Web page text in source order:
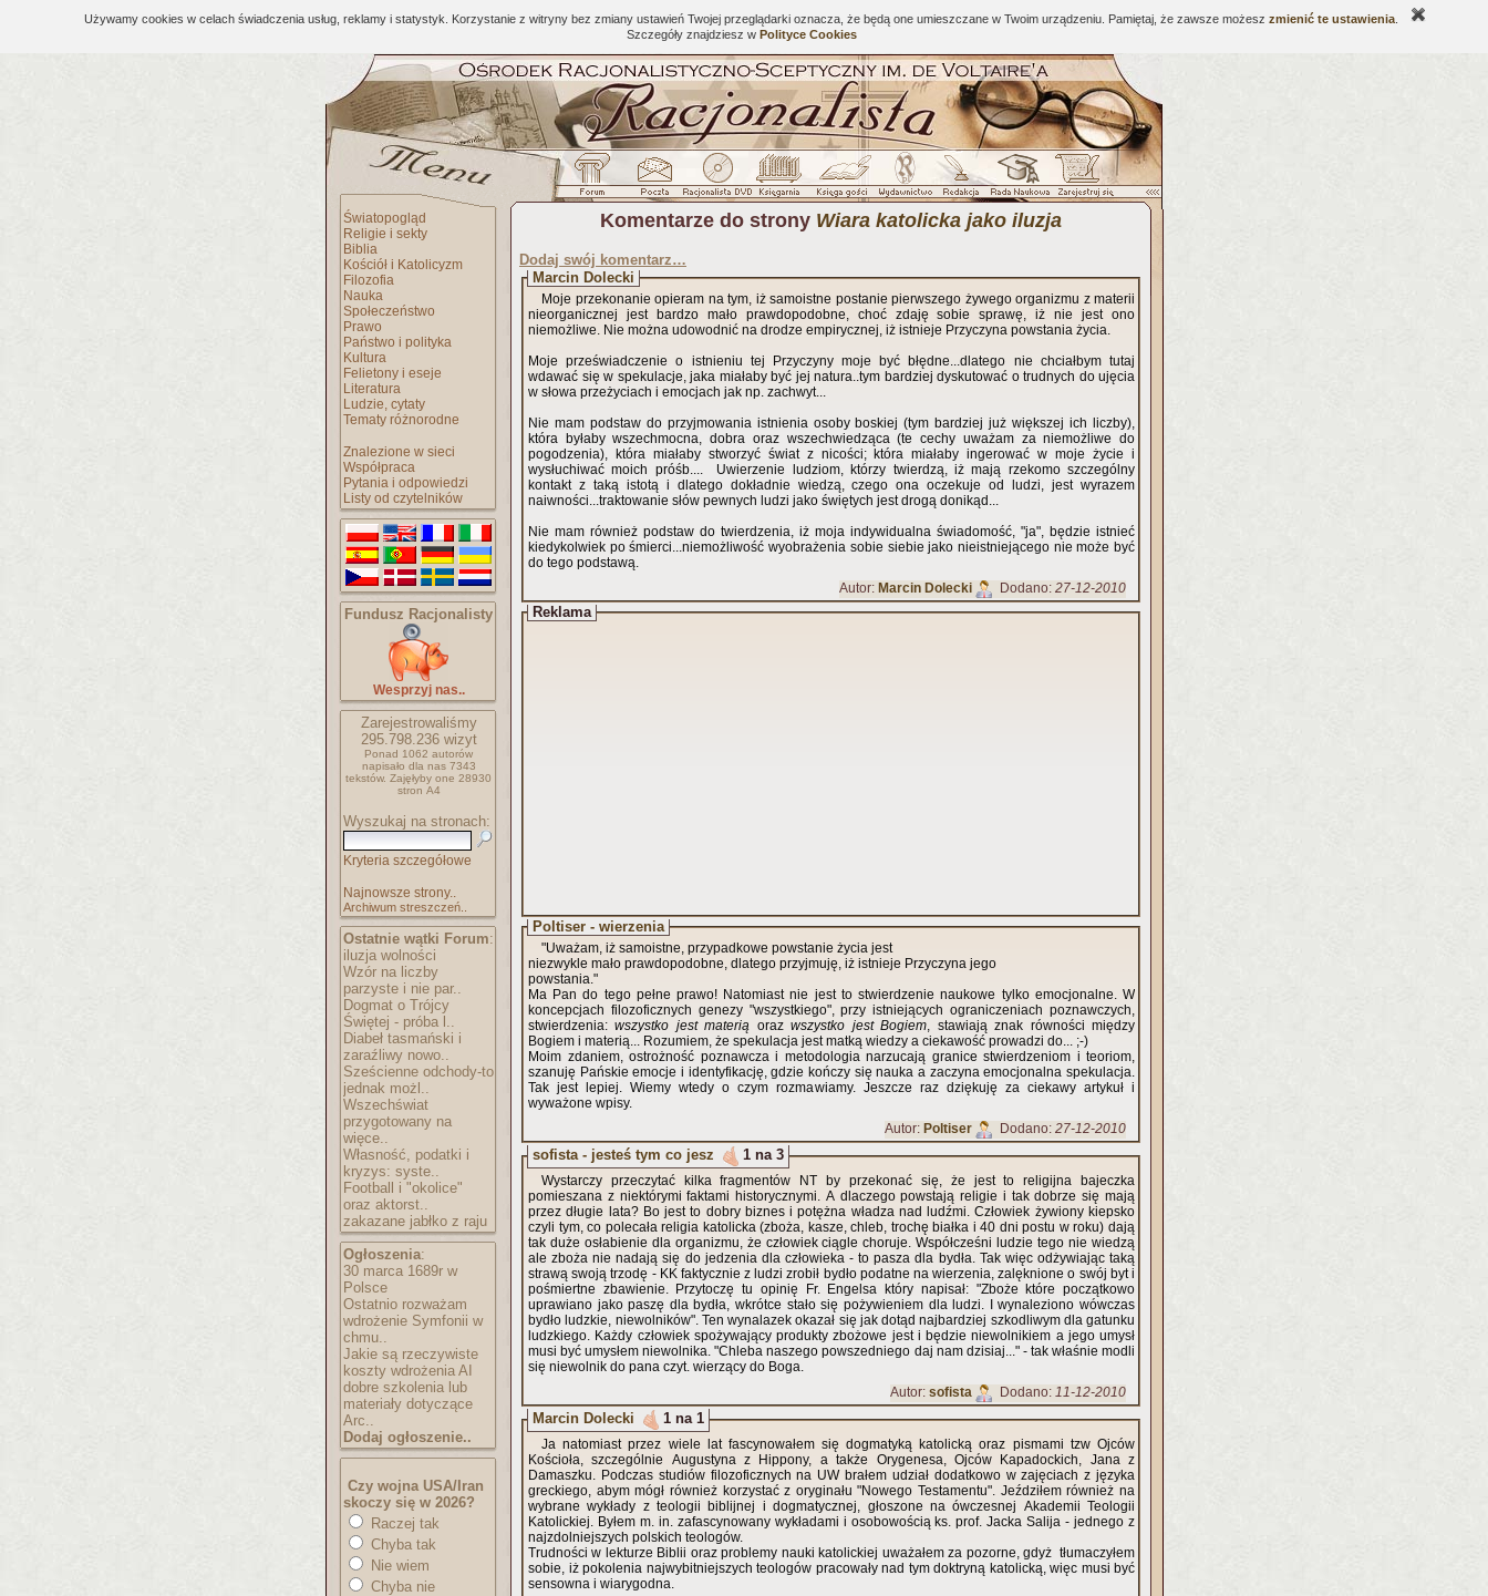
Używamy cookies w celach świadczenia usług, reklamy i statystyk. Korzystanie z witryny bez zmiany ustawień Twojej przeglądarki oznacza, że będą one umieszczane w Twoim urządzeniu. Pamiętaj, że zawsze możesz zmienić te ustawienia
Szczegóły znajdziesz w Polityce Cookies
Światopogląd
Religie i sekty
Biblia
Kościół i Katolicyzm
Filozofia
Nauka
Społeczeństwo
Prawo
Państwo i polityka
Kultura
Felietony i eseje
Literatura
Ludzie, cytaty
Tematy różnorodne
Znalezione w sieci
Współpraca
Pytania i odpowiedzi
Listy od czytelników
Fundusz Racjonalisty
Wesprzyj nas..
Zarejestrowaliśmy
295.798.236wizyt
Ponad 1062 autorów
napisało dla nas 7343
tekstów. Zajęłyby one 28930
stron A4
Wyszukaj na stronach:
Kryteria szczegółowe
Najnowsze strony..
Archiwum streszczeń..
Ostatnie wątki Forum:
iluzja wolności
Wzór na liczby
parzyste i nie par..
Dogmat o Trójcy
Świętej - próba l..
Diabeł tasmański i
zaraźliwy nowo..
Sześcienne odchody-to
jednak możl..
Wszechświat
przygotowany na
więce..
Własność, podatki i
kryzys: syste..
Football i "okolice"
oraz aktorst..
zakazane jabłko z raju
Ogłoszenia:
30 marca 1689r w
Polsce
Ostatnio rozważam
wdrożenie Symfonii w
chmu..
Jakie są rzeczywiste
koszty wdrożenia AI
dobre szkolenia lub
materiały dotyczące
Arc..
Dodaj ogłoszenie..
Czy wojna USA/Iran
skoczy się w 2026?
Raczej tak
Chyba tak
Nie wiem
Chyba nie
Komentarze do strony Wiara katolicka jako iluzja
Dodaj swój komentarz…
Marcin Dolecki
Moje przekonanie opieram na tym, iż samoistne postanie pierwszego żywego organizmu z materii
nieorganicznej jest bardzo mało prawdopodobne, choć zdaję sobie sprawę, iż nie jest ono
niemożliwe. Nie można udowodnić na drodze empirycznej, iż istnieje Przyczyna powstania życia.
Moje przeświadczenie o istnieniu tej Przyczyny moje być błędne...dlatego nie chciałbym tutaj
wdawać się w spekulacje, jaka miałaby być jej natura..tym bardziej dyskutować o trudnych do ujęcia
w słowa przeżyciach i emocjach jak np. zachwyt...
Nie mam podstaw do przyjmowania istnienia osoby boskiej (tym bardziej już większej ich liczby),
która byłaby wszechmocna, dobra oraz wszechwiedząca (te cechy uważam za niemożliwe do
pogodzenia), która miałaby stworzyć świat z nicości; która miałaby ingerować w moje życie i
wysłuchiwać moich próśb.... Uwierzenie ludziom, którzy twierdzą, iż mają rzekomo szczególny
kontakt z taką istotą i dlatego dokładnie wiedzą, czego ona oczekuje od ludzi, jest wyrazem
naiwności...traktowanie słów pewnych ludzi jako świętych jest drogą donikąd...
Nie mam również podstaw do twierdzenia, iż moja indywidualna świadomość, "ja", będzie istnieć
kiedykolwiek po śmierci...niemożliwość wyobrażenia sobie siebie jako nieistniejącego nie może być
do tego podstawą.
Autor: Marcin Dolecki Dodano: 27-12-2010
Reklama
Poltiser - wierzenia
"Uważam, iż samoistne, przypadkowe powstanie życia jest
niezwykle mało prawdopodobne, dlatego przyjmuję, iż istnieje Przyczyna jego
powstania."
Ma Pan do tego pełne prawo! Natomiast nie jest to stwierdzenie naukowe tylko emocjonalne. W
koncepcjach filozoficznych genezy "wszystkiego", przy istniejących ograniczeniach poznawczych,
stwierdzenia: wszystko jest materią oraz wszystko jest Bogiem, stawiają znak równości między
Bogiem i materią... Rozumiem, że spekulacja jest matką wiedzy a ciekawość prowadzi do... ;-)
Moim zdaniem, ostrożność poznawcza i metodologia narzucają granice stwierdzeniom i teoriom,
szanuję Pańskie emocje i identyfikację, gdzie kończy się nauka a zaczyna emocjonalna spekulacja.
Tak jest lepiej. Wiemy wtedy o czym rozmawiamy. Jeszcze raz dziękuję za ciekawy artykuł i
wyważone wpisy.
Autor: Poltiser Dodano: 27-12-2010
sofista - jesteś tym co jesz 1 na 3
Wystarczy przeczytać kilka fragmentów NT by przekonać się, że jest to religijna bajeczka
pomieszana z niektórymi faktami historycznymi. A dlaczego powstają religie i tak dobrze się mają
przez długie lata? Bo jest to dobry biznes i potężna władza nad ludźmi. Człowiek żywiony kiepsko
czyli tym, co polecała religia katolicka (zboża, kasze, chleb, trochę białka i 40 dni postu w roku) dają
tak duże osłabienie dla organizmu, że człowiek ciągle choruje. Współcześni ludzie tego nie wiedzą
ale zboża nie nadają się do jedzenia dla człowieka - to pasza dla bydła. Tak więc odżywiając taką
strawą swoją trzodę - KK faktycznie z ludzi zrobił bydło podatne na wierzenia, zalęknione o swój byt i
pośmiertne zbawienie. Przytoczę tu opinię Fr. Engelsa który napisał: "Zboże które początkowo
uprawiano jako paszę dla bydła, wkrótce stało się pożywieniem dla ludzi. I wynaleziono wówczas
bydło ludzkie, niewolników". Ten wynalazek okazał się jak dotąd najbardziej szkodliwym dla gatunku
ludzkiego. Każdy człowiek spożywający produkty zbożowe jest i będzie niewolnikiem a jego umysł
musi być umysłem niewolnika. "Chleba naszego powszedniego daj nam dzisiaj..." - tak właśnie modli
się niewolnik do pana czyt. wierzący do Boga.
Autor: sofista Dodano: 11-12-2010
Marcin Dolecki 1 na 1
Ja natomiast przez wiele lat fascynowałem się dogmatyką katolicką oraz pismami tzw Ojców
Kościoła, szczególnie Augustyna z Hippony, a także Orygenesa, Ojców Kapadockich, Jana z
Damaszku. Podczas studiów filozoficznych na UW brałem udział dodatkowo w zajęciach z języka
greckiego, abym mógł również korzystać z oryginału "Nowego Testamentu". Jeździłem również na
wybrane wykłady z teologii biblijnej i dogmatycznej, głoszone na ówczesnej Akademii Teologii
Katolickiej. Byłem m. in. zafascynowany wykładami i osobowością ks. prof. Jacka Salija - jednego z
najzdolniejszych polskich teologów.
Trudności w lekturze Biblii oraz problemy nauki katolickiej uważałem za pozorne, gdyż tłumaczyłem
sobie, iż pokolenia najwybitniejszych teologów pracowały nad tym doktryną katolicką, więc musi być
sensowna i wiarygodna.